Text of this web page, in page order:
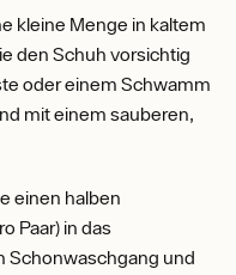
kleine Menge in kaltem
den Schuh vorsichtig
oder einem Schwamm
mit einem sauberen,
einen halben
Paar) in das
Schonwaschgang und